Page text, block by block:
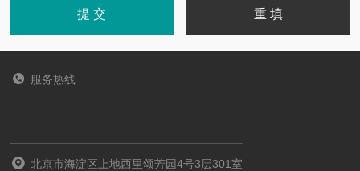
服务热线
北京市海淀区上地西里颂芳园4号3层301室